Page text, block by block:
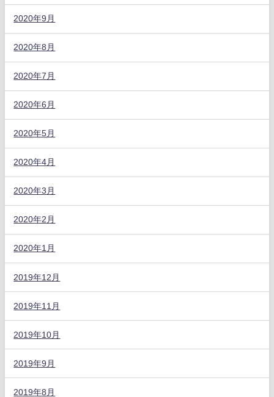
2020年9月
2020年8月
2020年7月
2020年6月
2020年5月
2020年4月
2020年3月
2020年2月
2020年1月
2019年12月
2019年11月
2019年10月
2019年9月
2019年8月